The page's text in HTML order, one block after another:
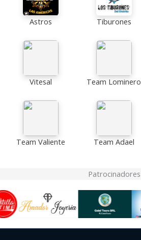
Astros Tiburones
Vitesal Team Lominero
Team Valiente Team Adael
Patrocinadores